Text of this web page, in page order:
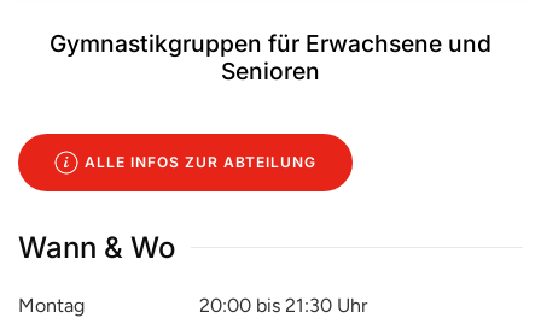
Gymnastikgruppen für Erwachsene und
Senioren
ALLE INFOS ZUR ABTEILUNG
Wann & Wo
Montag 20:00 bis 21:30 Uhr